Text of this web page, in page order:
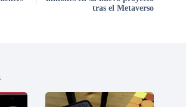
tras el Metaverso